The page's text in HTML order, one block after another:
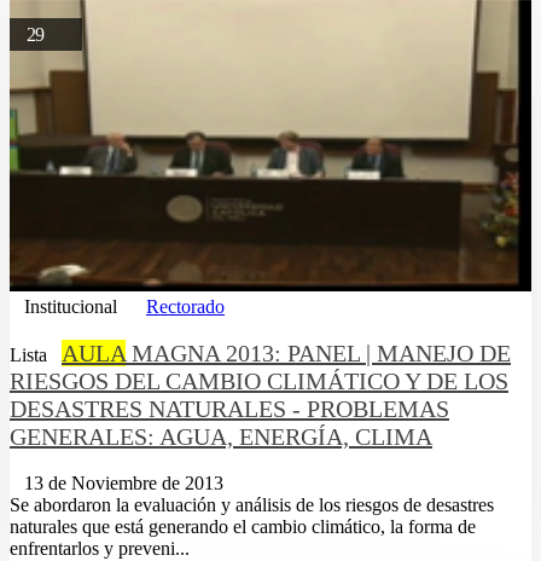
29
Institucional Rectorado
Lista AULAMAGNA 2013: PANEL | MANEJO DE
RIESGOS DEL CAMBIO CLIMÁTICO Y DE LOS
DESASTRES NATURALES - PROBLEMAS
GENERALES: AGUA, ENERGÍA, CLIMA
13 de Noviembre de 2013
Se abordaron la evaluación y análisis de los riesgos de desastres
naturales que está generando el cambio climático, la forma de
enfrentarlos y preveni...